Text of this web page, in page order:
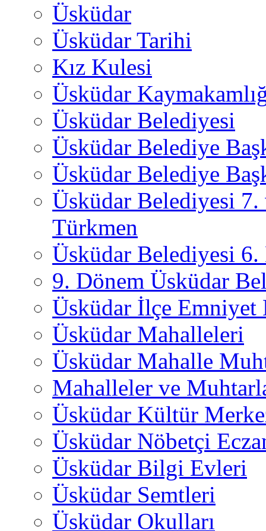
Üsküdar
Üsküdar Tarihi
Kız Kulesi
Üsküdar
Üsküdar Belediyesi
Üsküdar Belediye
Üsküdar Belediye
Üsküdar Belediyesi
Türkmen
Üsküdar Belediyesi 6.
9. Dönem Üsküdar
Üsküdar İlçe
Üsküdar Mahalleleri
Üsküdar Mahalle
Mahalleler ve
Üsküdar Kültür
Üsküdar Nöbetçi
Üsküdar Bilgi Evleri
Üsküdar Semtleri
Üsküdar Okulları